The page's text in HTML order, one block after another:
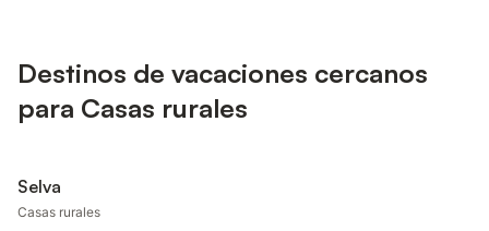
Destinos de vacaciones cercanos
para Casas rurales
Selva
Casas rurales